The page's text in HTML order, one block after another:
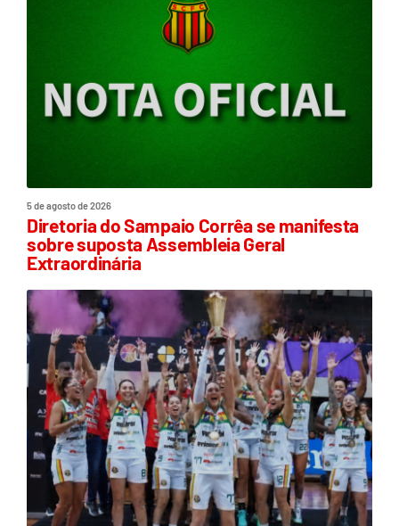
5 de agosto de 2026
Diretoria do Sampaio Corrêa se manifesta
sobre suposta Assembleia Geral
Extraordinária